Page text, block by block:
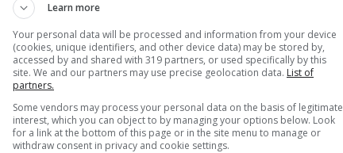
che continua a monitorare i talenti della
per il bomber rivelazione che è stato
cogliere al volo per dimostrare così di
. Continua il progetto dell’allenatore
più competitiva pescando i talenti
Learn more
Your personal data will be processed and information from your device
(cookies, unique identifiers, and other device data) may be stored by,
accessed by and shared with 319 partners, or used specifically by this
site. We and our partners may use precise geolocation data. List of
partners.
Some vendors may process your personal data on the basis of legitimate
interest, which you can object to by managing your options below. Look
for a link at the bottom of this page or in the site menu to manage or
withdraw consent in privacy and cookie settings.